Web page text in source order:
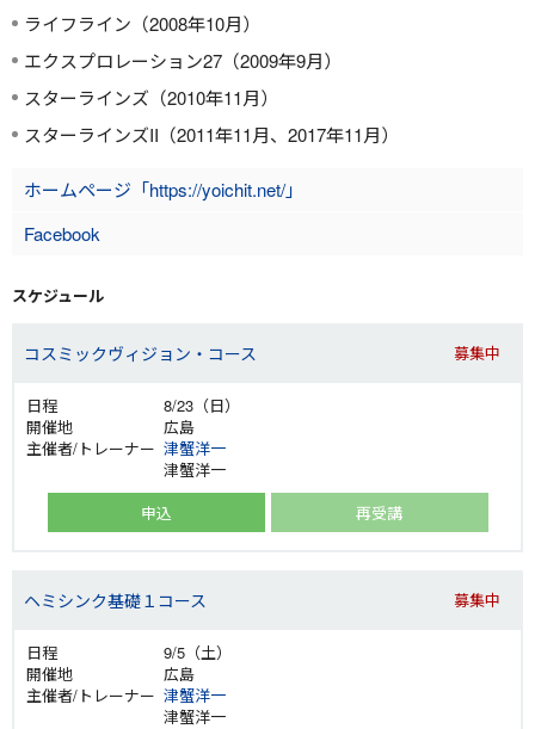
ライフライン（2008年10月）
エクスプロレーション27（2009年9月）
スターラインズ（2010年11月）
スターラインズII（2011年11月、2017年11月）
ホームページ「https://yoichit.net/」
Facebook
スケジュール
コスミックヴィジョン・コース 募集中
8/23（日）
広島
津蟹洋一
津蟹洋一
申込
再受講
ヘミシンク基礎１コース 募集中
9/5（土）
広島
津蟹洋一
津蟹洋一